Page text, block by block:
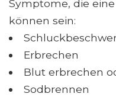
Symptome, die
können sein:
Erbrechen
Blut erbrechen
Sodbrennen